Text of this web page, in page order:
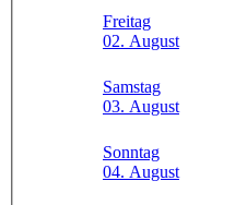
Freitag
02. August
Samstag
03. August
Sonntag
04. August